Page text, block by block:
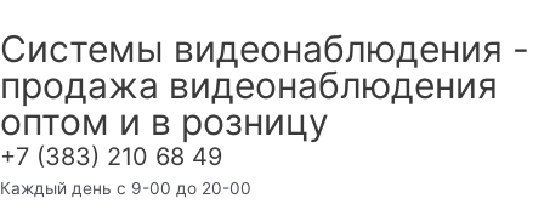
к
содержимому
Системы видеонаблюдения -
продажа видеонаблюдения
оптом и в розницу
+7 (383) 210 68 49
Каждый день с 9-00 до 20-00